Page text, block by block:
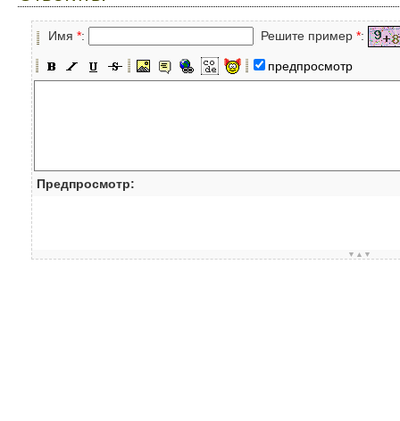
Имя *: Решите пример *:
предпросмотр
Предпросмотр:
▼▲▼